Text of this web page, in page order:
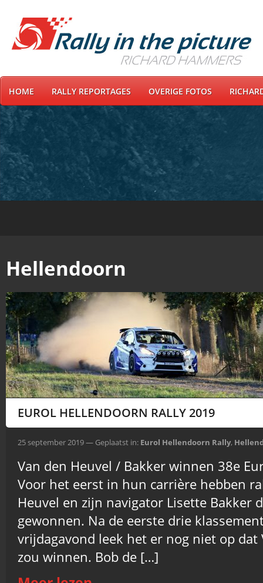
HOME RALLY REPORTAGES OVERIGE FOTOS
Hellendoorn
EUROL HELLENDOORN RALLY 2019
25 september 2019 — Geplaatst in: Eurol Hellendoorn Rally,
Van den Heuvel / Bakker winnen 38e
Voor het eerst in hun carrière hebben
Heuvel en zijn navigator Lisette Bakker
gewonnen. Na de eerste drie
vrijdagavond leek het er nog niet op dat
zou winnen. Bob de […]